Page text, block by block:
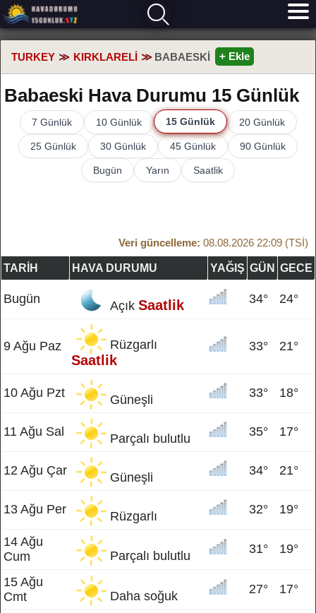
TURKEY KIRKLARELI BABAESKI + Ekle
Babaeski Hava Durumu 15 Günlük
7 Günlük 10 Günlük 15 Günlük 20 Günlük
25 Günlük 30 Günlük 45 Günlük 90 Günlük
Bugün Yarın Saatlik
Veri güncelleme: 08.08.2026 22:09 (TSİ)
TARIH HAVA DURUMU YAĞIŞ GÜN GECE
Bugün Açık Saatlik 34° 24°
9 Ağu Paz Rüzgarlı
Saatlik
33° 21°
10 Ağu Pzt Güneşli 33° 18°
11 Ağu Sal Parçalı bulutlu 35° 17°
12 Ağu Çar Güneşli 34° 21°
13 Ağu Per Rüzgarlı 32° 19°
14 Ağu
Cum
Parçalı bulutlu 31° 19°
15 Ağu
Cmt
Daha soğuk 27° 17°